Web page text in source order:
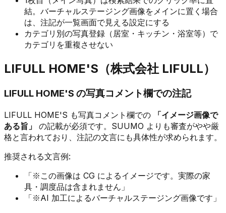
結。バーチャルステージング画像をメインに置く場合
は、注記が一覧画面で見える設定にする
カテゴリ別の写真登録（居室・キッチン・浴室等）で
カテゴリを重複させない
LIFULL HOME'S（株式会社 LIFULL）
LIFULL HOME'S の写真コメント欄での注記
LIFULL HOME'S も写真コメント欄での
「イメージ画像で
ある旨」
の記載が必須です。SUUMO よりも審査がやや厳
格と言われており、注記の文言にも具体性が求められます。
推奨される文言例:
「※この画像は CG によるイメージです。実際の家
具・調度品は含まれません」
「※AI 加工によるバーチャルステージング画像です」